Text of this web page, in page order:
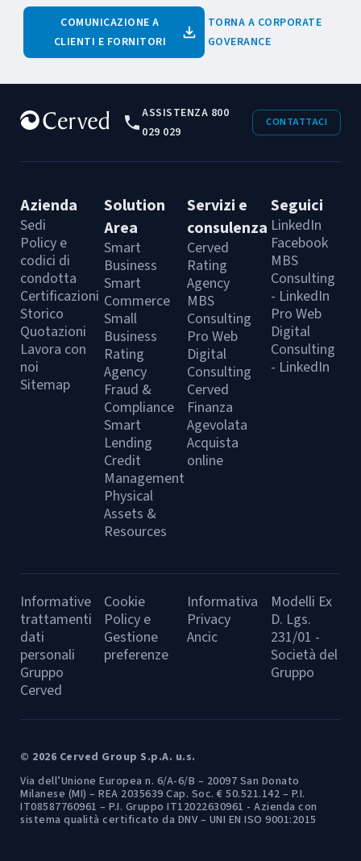
COMUNICAZIONE A
CLIENTI E FORNITORI
TORNA A CORPORATE
GOVERANCE
ASSISTENZA 800
029 029
CONTATTACI
Azienda
Sedi
Policy e
codici di
condotta
Certificazioni
Storico
Quotazioni
Lavora con
noi
Sitemap
Solution
Area
Smart
Business
Smart
Commerce
Small
Business
Rating
Agency
Fraud &
Compliance
Smart
Lending
Credit
Management
Physical
Assets &
Resources
Servizi e
consulenza
Cerved
Rating
Agency
MBS
Consulting
Pro Web
Digital
Consulting
Cerved
Finanza
Agevolata
Acquista
online
Seguici
LinkedIn
Facebook
MBS
Consulting
- LinkedIn
Pro Web
Digital
Consulting
- LinkedIn
Informative
trattamenti
dati
personali
Gruppo
Cerved
Cookie
Policy e
Gestione
preferenze
Informativa
Privacy
Ancic
Modelli Ex
D. Lgs.
231/01 -
Società del
Gruppo
© 2026 Cerved Group S.p.A. u.s.
Via dell’Unione Europea n. 6/A-6/B – 20097 San Donato
Milanese (MI) – REA 2035639 Cap. Soc. € 50.521.142 – P.I.
IT08587760961 – P.I. Gruppo IT12022630961 - Azienda con
sistema qualità certificato da DNV – UNI EN ISO 9001:2015